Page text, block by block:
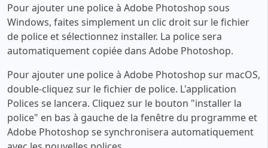
Pour ajouter une police à Adobe Photoshop sous
Windows, faites simplement un clic droit sur le fichier
de police et sélectionnez installer. La police sera
automatiquement copiée dans Adobe Photoshop.
Pour ajouter une police à Adobe Photoshop sur macOS,
double-cliquez sur le fichier de police. L'application
Polices se lancera. Cliquez sur le bouton "installer la
police" en bas à gauche de la fenêtre du programme et
Adobe Photoshop se synchronisera automatiquement